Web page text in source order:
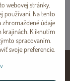
webovej stránky,
používaní. Na tento
údaje
krajinách. Kliknutím
spracovaním.
svoje preferencie.